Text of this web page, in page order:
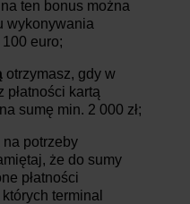
ten bonus można
wykonywania
euro;
otrzymasz, gdy w
płatności kartą
sumę min. 2 000 zł;
na potrzeby
że do sumy
płatności
terminal